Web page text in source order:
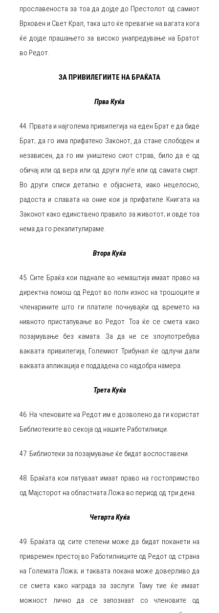
прославеноста за тоа да дојде до Престолот од самиот
Врховен и Свет Крал, така што ќе превагне на вагата кога
ќе дојде прашањето за високо унапредување на Братот
во Редот.
ЗА ПРИВИЛЕГИИТЕ НА БРАЌАТА
Прва Куќа
44. Првата и најголема привилегија на еден Брат е да биде
Брат; да го има прифатено Законот, да стане слободен и
независен, да го им уништено сиот страв, било да е од
обичај или од вера или од други луѓе или од самата смрт.
Во други списи детално е објаснета, иако нецелосно,
радоста и славата на оние кои ја прифатиле Книгата на
Законот како единствено правило за животот; и овде тоа
нема да го рекапитулираме.
Втора Куќа
45. Сите Браќа кои паднале во немаштија имаат право на
директна помош од Редот во полн износ на трошоците и
членарините што ги платиле почнувајќи од времето на
нивното пристапување во Редот. Тоа ќе се смета како
позајмување без камата. За да не се злоупотребува
ваквата привилегија, Големиот Трибунал ќе одлучи дали
ваквата апликација е поддадена со најдобра намера.
Трета Куќа
46. На членовите на Редот им е дозволено да ги користат
Библиотеките во секоја од нашите Работилници.
47. Библиотеки за позајмување ќе бидат воспоставени.
48. Браќата кои патуваат имаат право на гостопримство
од Мајсторот на областната Ложа во период од три дена.
Четврта Куќа
49. Браќата од сите степени може да бидат поканети на
привремен престој во Работилниците од Редот од страна
на Големата Ложа; и таквата покана може доверливо да
се смета како награда за заслуги. Таму тие ќе имаат
можност лично да се запознаат со членовите од